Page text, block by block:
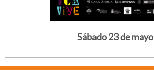
Sábado 23 de mayo